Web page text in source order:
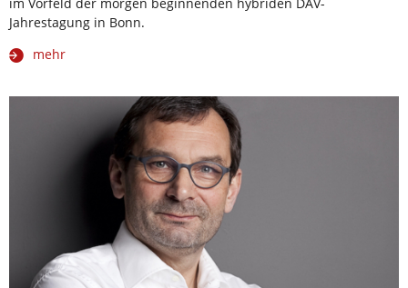
Jahrestagung in Bonn.
mehr